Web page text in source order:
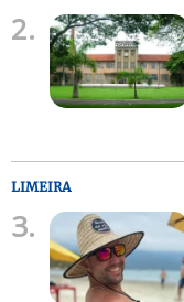
2.
LIMEIRA
3.